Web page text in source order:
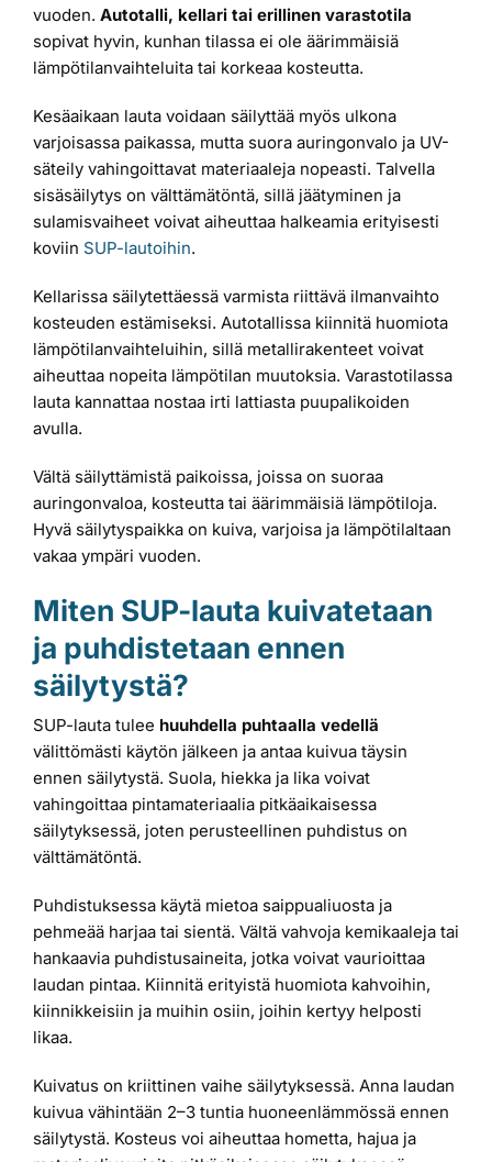
vuoden. Autotalli, kellari tai erillinen varastotila
sopivat hyvin, kunhan tilassa ei ole äärimmäisiä
lämpötilanvaihteluita tai korkeaa kosteutta.
Kesäaikaan lauta voidaan säilyttää myös ulkona
varjoisassa paikassa, mutta suora auringonvalo ja UV-
säteily vahingoittavat materiaaleja nopeasti. Talvella
sisäsäilytys on välttämätöntä, sillä jäätyminen ja
sulamisvaiheet voivat aiheuttaa halkeamia erityisesti
koviin SUP-lautoihin.
Kellarissa säilytettäessä varmista riittävä ilmanvaihto
kosteuden estämiseksi. Autotallissa kiinnitä huomiota
lämpötilanvaihteluihin, sillä metallirakenteet voivat
aiheuttaa nopeita lämpötilan muutoksia. Varastotilassa
lauta kannattaa nostaa irti lattiasta puupalikoiden
avulla.
Vältä säilyttämistä paikoissa, joissa on suoraa
auringonvaloa, kosteutta tai äärimmäisiä lämpötiloja.
Hyvä säilytyspaikka on kuiva, varjoisa ja lämpötilaltaan
vakaa ympäri vuoden.
Miten SUP-lauta kuivatetaan
ja puhdistetaan ennen
säilytystä?
SUP-lauta tulee huuhdella puhtaalla vedellä
välittömästi käytön jälkeen ja antaa kuivua täysin
ennen säilytystä. Suola, hiekka ja lika voivat
vahingoittaa pintamateriaalia pitkäaikaisessa
säilytyksessä, joten perusteellinen puhdistus on
välttämätöntä.
Puhdistuksessa käytä mietoa saippualiuosta ja
pehmeää harjaa tai sientä. Vältä vahvoja kemikaaleja tai
hankaavia puhdistusaineita, jotka voivat vaurioittaa
laudan pintaa. Kiinnitä erityistä huomiota kahvoihin,
kiinnikkeisiin ja muihin osiin, joihin kertyy helposti
likaa.
Kuivatus on kriittinen vaihe säilytyksessä. Anna laudan
kuivua vähintään 2–3 tuntia huoneenlämmössä ennen
säilytystä. Kosteus voi aiheuttaa hometta, hajua ja